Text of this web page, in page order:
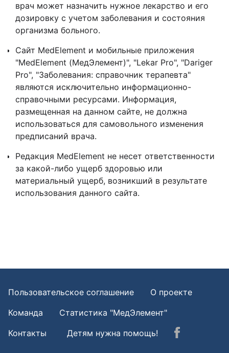
врач может назначить нужное лекарство и его
дозировку с учетом заболевания и состояния
организма больного.
Сайт MedElement и мобильные приложения
"MedElement (МедЭлемент)", "Lekar Pro", "Dariger
Pro", "Заболевания: справочник терапевта"
являются исключительно информационно-
справочными ресурсами. Информация,
размещенная на данном сайте, не должна
использоваться для самовольного изменения
предписаний врача.
Редакция MedElement не несет ответственности
за какой-либо ущерб здоровью или
материальный ущерб, возникший в результате
использования данного сайта.
Пользовательское соглашение
О проекте
Команда
Статистика "МедЭлемент"
Контакты
Детям нужна помощь!